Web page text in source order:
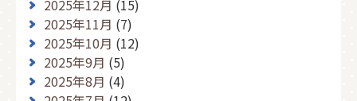
2025年12月 (15)
2025年11月 (7)
2025年10月 (12)
2025年9月 (5)
2025年8月 (4)